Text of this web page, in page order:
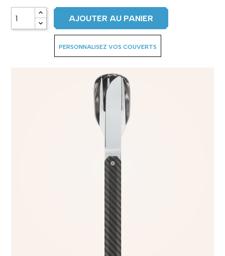
AJOUTER AU PANIER
PERSONNALISEZ VOS COUVERTS